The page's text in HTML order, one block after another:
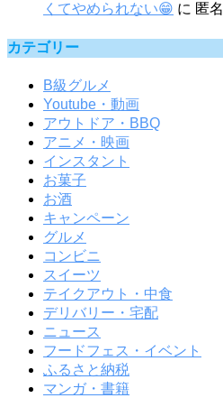
くてやめられない😁 に 匿名
カテゴリー
B級グルメ
Youtube・動画
アウトドア・BBQ
アニメ・映画
インスタント
お菓子
お酒
キャンペーン
グルメ
コンビニ
スイーツ
テイクアウト・中食
デリバリー・宅配
ニュース
フードフェス・イベント
ふるさと納税
マンガ・書籍